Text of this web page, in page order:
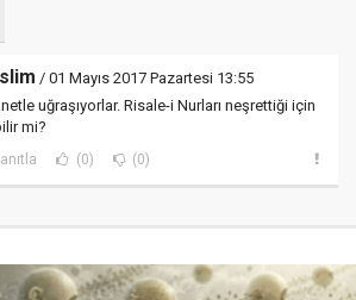
/ 01 Mayıs 2017 Pazartesi 13:55
uğraşıyorlar. Risale-i Nurları neşrettiği için
mi?
(0) (0)